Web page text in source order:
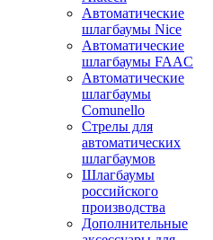
Автоматические
шлагбаумы Nice
Автоматические
шлагбаумы FAAC
Автоматические
шлагбаумы
Comunello
Стрелы для
автоматических
шлагбаумов
Шлагбаумы
российского
производства
Дополнительные